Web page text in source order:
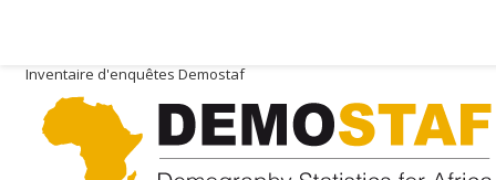
Inventaire d'enquêtes Demostaf